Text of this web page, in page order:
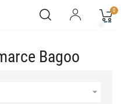
0
Bagoo
